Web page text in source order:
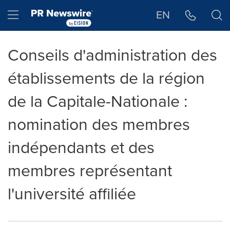
Hamburger menu EN
Conseils d'administration des
établissements de la région
de la Capitale-Nationale :
nomination des membres
indépendants et des
membres représentant
l'université affiliée